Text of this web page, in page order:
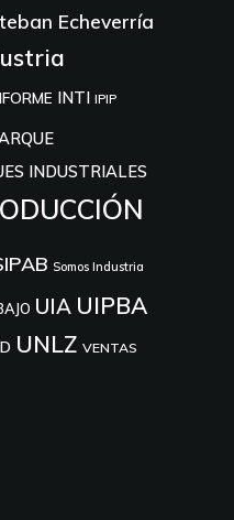
Echeverría
INTI IPIP
INDUSTRIALES
Somos Industria
UIA UIPBA
UNLZ VENTAS